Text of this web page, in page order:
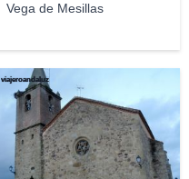
Vega de Mesillas
viajeroandaluz